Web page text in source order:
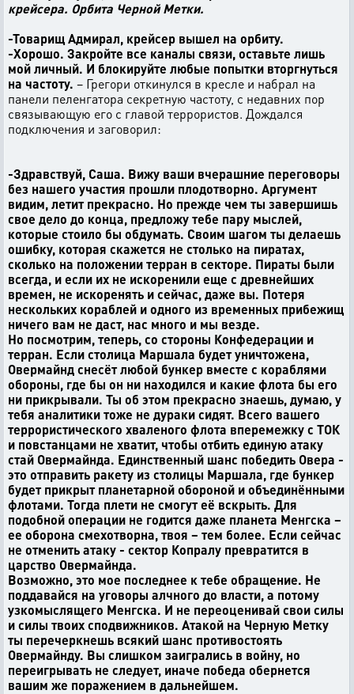
крейсера. Орбита Черной Метки.
-Товарищ Адмирал, крейсер вышел на орбиту.
-Хорошо. Закройте все каналы связи, оставьте лишь
мой личный. И блокируйте любые попытки вторгнуться
на частоту. – Грегори откинулся в кресле и набрал на
панели пеленгатора секретную частоту, с недавних пор
связывающую его с главой террористов. Дождался
подключения и заговорил:
-Здравствуй, Саша. Вижу ваши вчерашние переговоры
без нашего участия прошли плодотворно. Аргумент
видим, летит прекрасно. Но прежде чем ты завершишь
свое дело до конца, предложу тебе пару мыслей,
которые стоило бы обдумать. Своим шагом ты делаешь
ошибку, которая скажется не столько на пиратах,
сколько на положении терран в секторе. Пираты были
всегда, и если их не искоренили еще с древнейших
времен, не искоренять и сейчас, даже вы. Потеря
нескольких кораблей и одного из временных прибежищ
ничего вам не даст, нас много и мы везде.
Но посмотрим, теперь, со стороны Конфедерации и
терран. Если столица Маршала будет уничтожена,
Овермайнд снесёт любой бункер вместе с кораблями
обороны, где бы он ни находился и какие флота бы его
ни прикрывали. Ты об этом прекрасно знаешь, думаю, у
тебя аналитики тоже не дураки сидят. Всего вашего
террористического хваленого флота вперемежку с ТОК
и повстанцами не хватит, чтобы отбить единую атаку
стай Овермайнда. Единственный шанс победить Овера -
это отправить ракету из столицы Маршала, где бункер
будет прикрыт планетарной обороной и объединёнными
флотами. Тогда плети не смогут её вскрыть. Для
подобной операции не годится даже планета Менгска –
ее оборона смехотворна, твоя – тем более. Если сейчас
не отменить атаку - сектор Копралу превратится в
царство Овермайнда.
Возможно, это мое последнее к тебе обращение. Не
поддавайся на уговоры алчного до власти, а потому
узкомыслящего Менгска. И не переоценивай свои силы
и силы твоих сподвижников. Атакой на Черную Метку
ты перечеркнешь всякий шанс противостоять
Овермайнду. Вы слишком заигрались в войну, но
переигрывать не следует, иначе победа обернется
вашим же поражением в дальнейшем.